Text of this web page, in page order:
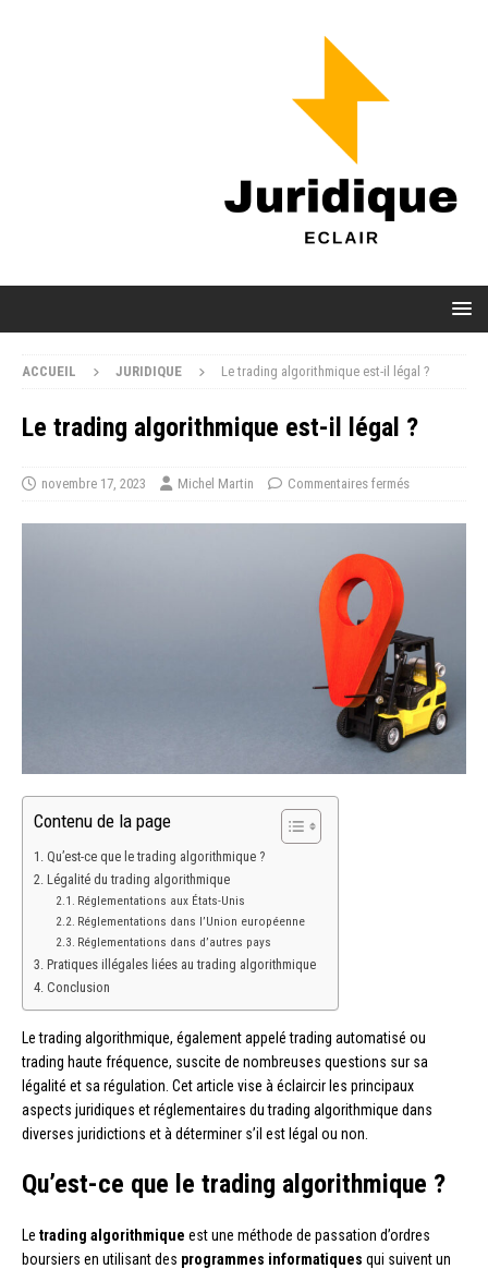
ACCUEIL JURIDIQUE Le trading algorithmique est-il légal ?
Le trading algorithmique est-il légal ?
novembre 17, 2023 Michel Martin Commentaires fermés
Contenu de la page
Qu’est-ce que le trading algorithmique ?
Légalité du trading algorithmique
Réglementations aux États-Unis
Réglementations dans l’Union européenne
Réglementations dans d’autres pays
Pratiques illégales liées au trading algorithmique
Conclusion
Le trading algorithmique, également appelé trading automatisé ou
trading haute fréquence, suscite de nombreuses questions sur sa
légalité et sa régulation. Cet article vise à éclaircir les principaux
aspects juridiques et réglementaires du trading algorithmique dans
diverses juridictions et à déterminer s’il est légal ou non.
Qu’est-ce que le trading algorithmique ?
Le trading algorithmique est une méthode de passation d’ordres
boursiers en utilisant des programmes informatiques qui suivent un